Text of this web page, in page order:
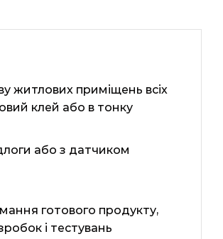
житлових приміщень всіх
клей або в тонку
або з датчиком
готового продукту,
і тестувань